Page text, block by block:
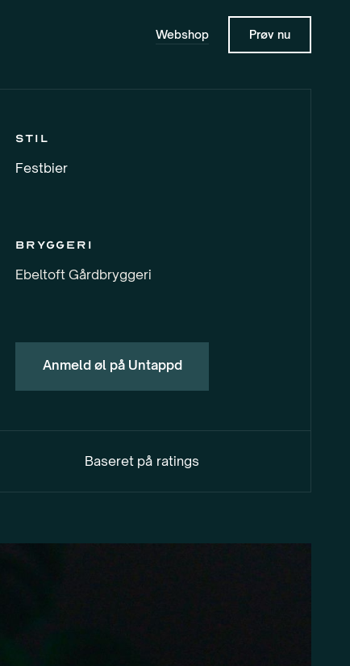
Webshop Prøv nu
Stil
Festbier
Bryggeri
Ebeltoft Gårdbryggeri
Anmeld øl på Untappd
Baseret på ratings